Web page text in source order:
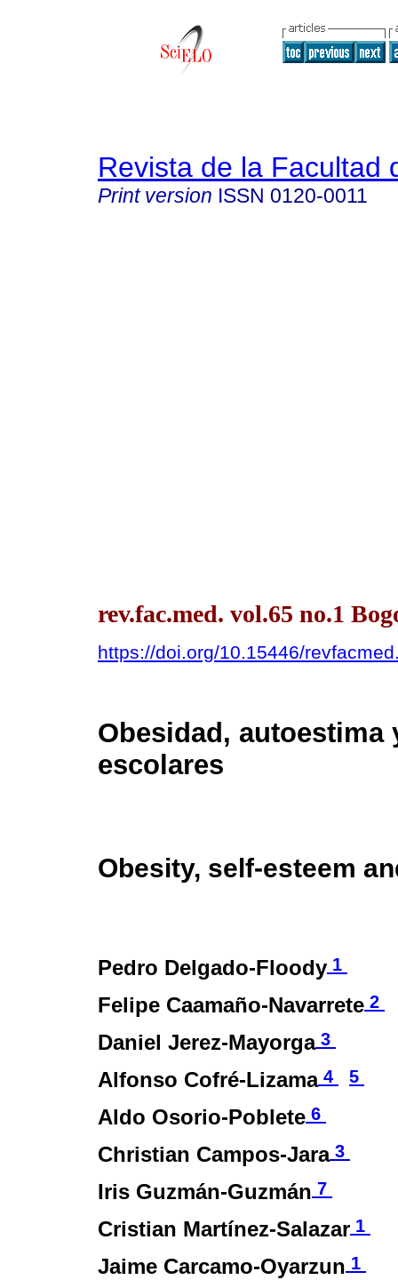
Revista de la Facultad
Print version ISSN 0120-0011
rev.fac.med. vol.65 no.1
https://doi.org/10.15446/
Obesidad,
escolares
Obesity, self-esteem
Pedro Delgado-Floody 1
Felipe Caamaño-Navarrete 2
Daniel Jerez-Mayorga 3
Alfonso Cofré-Lizama 4 5
Aldo Osorio-Poblete 6
Christian Campos-Jara 3
Iris Guzmán-Guzmán 7
Cristian Martínez-Salazar 1
Jaime Carcamo-Oyarzun 1